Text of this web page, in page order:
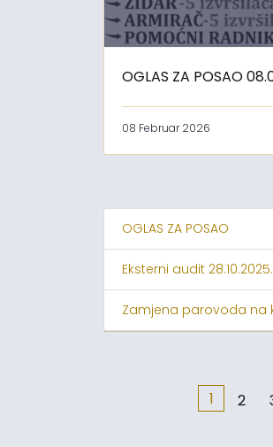
OGLAS ZA POSAO
08 Februar 2026
OGLAS ZA POSAO
Eksterni audit 28.10.2025.
Zamjena parovoda na
1 2